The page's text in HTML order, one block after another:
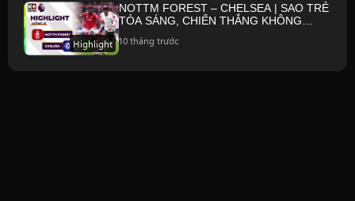
Highlight
NOTTM FOREST – CHELSEA | SAO TRẺ
TỎA SÁNG, CHIẾN THẮNG KHÔNG
10 tháng trước